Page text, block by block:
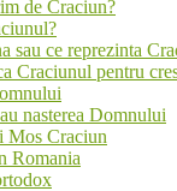
de Craciun?
sau ce reprezinta
Craciunul pentru
nasterea Domnului
Mos Craciun
Romania